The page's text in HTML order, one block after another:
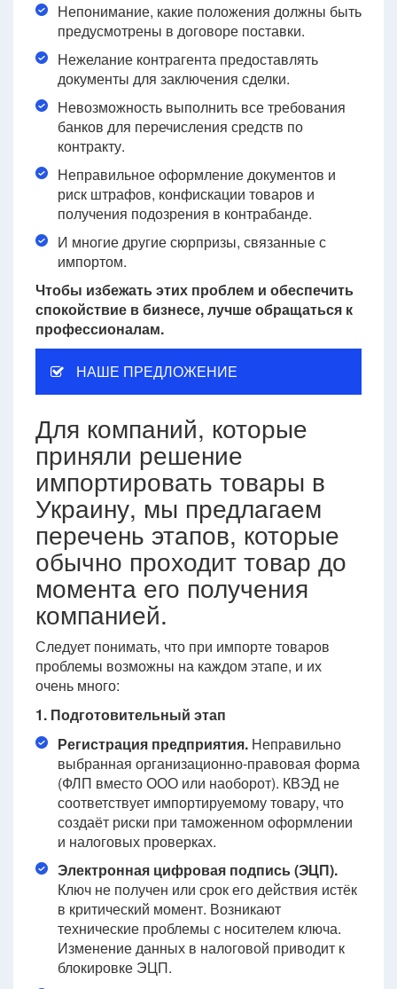
Непонимание, какие положения должны быть
предусмотрены в договоре поставки.
Нежелание контрагента предоставлять
документы для заключения сделки.
Невозможность выполнить все требования
банков для перечисления средств по
контракту.
Неправильное оформление документов и
риск штрафов, конфискации товаров и
получения подозрения в контрабанде.
И многие другие сюрпризы, связанные с
импортом.
Чтобы избежать этих проблем и обеспечить
спокойствие в бизнесе, лучше обращаться к
профессионалам.
НАШЕ ПРЕДЛОЖЕНИЕ
Для компаний, которые
приняли решение
импортировать товары в
Украину, мы предлагаем
перечень этапов, которые
обычно проходит товар до
момента его получения
компанией.
Следует понимать, что при импорте товаров
проблемы возможны на каждом этапе, и их
очень много:
1. Подготовительный этап
Регистрация предприятия. Неправильно
выбранная организационно-правовая форма
(ФЛП вместо ООО или наоборот). КВЭД не
соответствует импортируемому товару, что
создаёт риски при таможенном оформлении
и налоговых проверках.
Электронная цифровая подпись (ЭЦП).
Ключ не получен или срок его действия истёк
в критический момент. Возникают
технические проблемы с носителем ключа.
Изменение данных в налоговой приводит к
блокировке ЭЦП.